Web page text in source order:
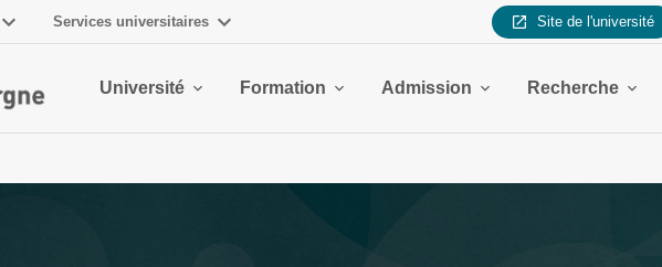
Services universitaires Site de l'université
Université Formation Admission Recherche